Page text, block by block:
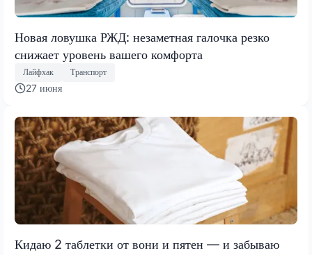
Новая ловушка РЖД: незаметная галочка резко
снижает уровень вашего комфорта
Лайфхак Транспорт
27 июня
Кидаю 2 таблетки от вони и пятен — и забываю